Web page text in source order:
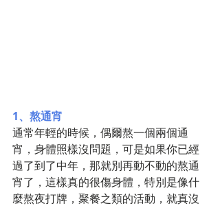
1、熬通宵
通常年輕的時候，偶爾熬一個兩個通
宵，身體照樣沒問題，可是如果你已經
過了到了中年，那就別再動不動的熬通
宵了，這樣真的很傷身體，特別是像什
麼熬夜打牌，聚餐之類的活動，就真沒